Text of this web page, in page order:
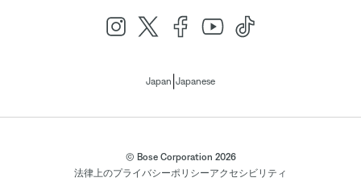
Japan Japanese
© Bose Corporation 2026
法律上のプライバシーポリシーアクセシビリティ